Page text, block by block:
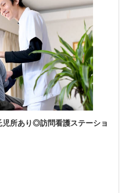
児所あり◎訪問看護ステーショ